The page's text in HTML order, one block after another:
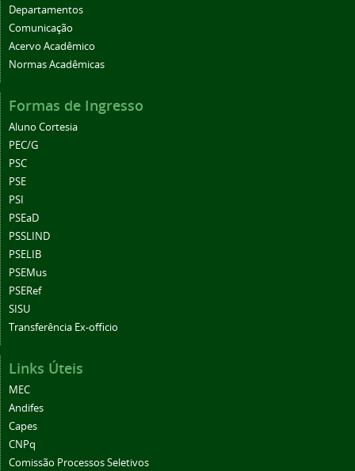
Departamentos
Comunicação
Acervo Acadêmico
Normas Acadêmicas
Formas de Ingresso
Aluno Cortesia
PEC/G
PSC
PSE
PSI
PSEaD
PSSLIND
PSELIB
PSEMus
PSERef
SISU
Transferência Ex-officio
Links Úteis
MEC
Andifes
Capes
CNPq
Comissão Processos Seletivos